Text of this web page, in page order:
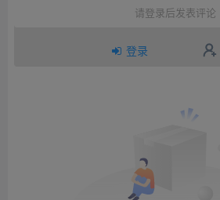
请登录后发表评论
登录